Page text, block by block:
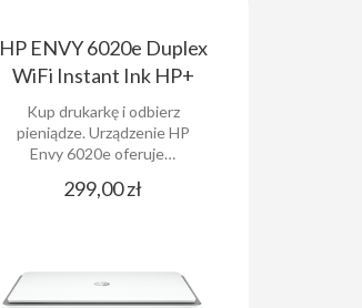
HP ENVY 6020e Duplex
WiFi Instant Ink HP+
Kup drukarkę i odbierz
pieniądze. Urządzenie HP
Envy 6020e oferuje…
299,00 zł